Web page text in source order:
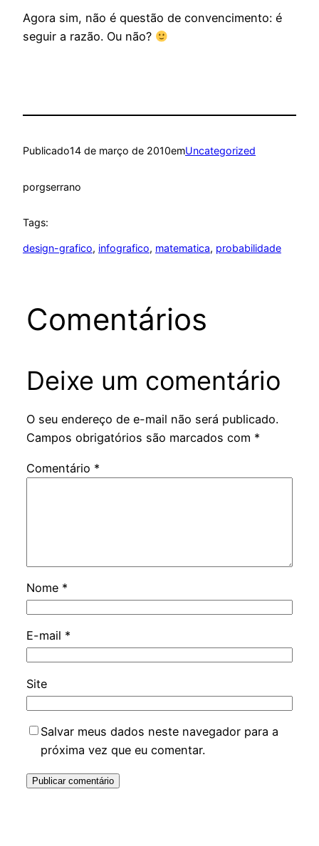
Agora sim, não é questão de convencimento: é
seguir a razão. Ou não?
Publicado14 de março de 2010emUncategorized
porgserrano
Tags:
design-grafico, infografico, matematica, probabilidade
Comentários
Deixe um comentário
O seu endereço de e-mail não será publicado.
Campos obrigatórios são marcados com *
Comentário *
Nome *
E-mail *
Site
Salvar meus dados neste navegador para a
próxima vez que eu comentar.